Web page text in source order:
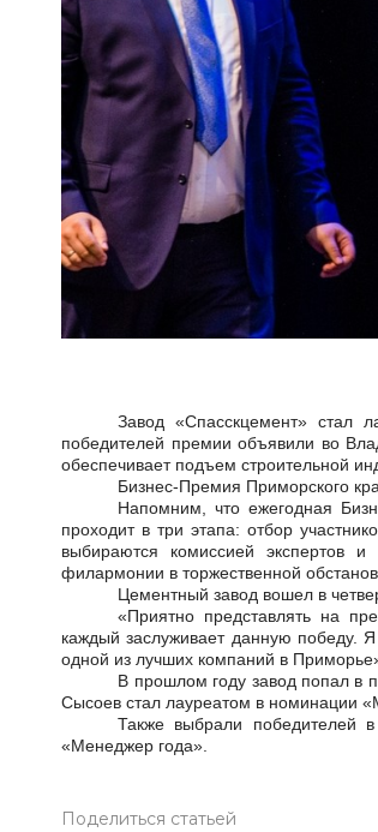
Завод «Спасскцемент» стал
победителей премии объявили во
обеспечивает подъем строительной
Бизнес-Премия Приморского
Напомним, что ежегодная
проходит в три этапа: отбор
выбираются комиссией экспертов
филармонии в торжественной
Цементный завод вошел в
«Приятно представлять на
каждый заслуживает данную победу.
одной из лучших компаний в
В прошлом году завод попал в
Сысоев стал лауреатом в номинации
Также выбрали победителей
«Менеджер года».
Поделиться статьей